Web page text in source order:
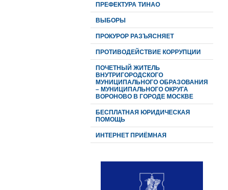
ПРЕФЕКТУРА ТИНАО
ВЫБОРЫ
ПРОКУРОР РАЗЪЯСНЯЕТ
ПРОТИВОДЕЙСТВИЕ КОРРУПЦИИ
ПОЧЕТНЫЙ ЖИТЕЛЬ
ВНУТРИГОРОДСКОГО
МУНИЦИПАЛЬНОГО ОБРАЗОВАНИЯ
– МУНИЦИПАЛЬНОГО ОКРУГА
ВОРОНОВО В ГОРОДЕ МОСКВЕ
БЕСПЛАТНАЯ ЮРИДИЧЕСКАЯ
ПОМОЩЬ
ИНТЕРНЕТ ПРИЁМНАЯ